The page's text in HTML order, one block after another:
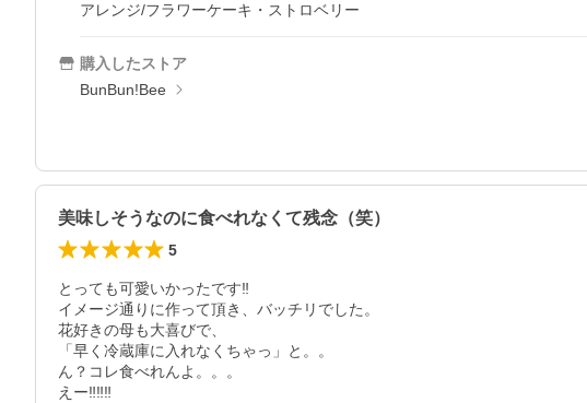
アレンジ/フラワーケーキ・ストロベリー
購入したストア
BunBun!Bee
美味しそうなのに食べれなくて残念（笑）
5
とっても可愛いかったです‼︎
イメージ通りに作って頂き、バッチリでした。
花好きの母も大喜びで、
「早く冷蔵庫に入れなくちゃっ」と。。
ん？コレ食べれんよ。。。
えー‼︎‼︎‼︎